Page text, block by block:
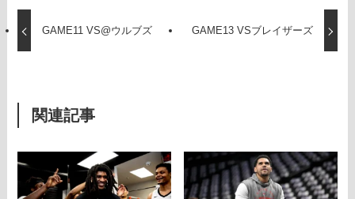
GAME11 VS@ウルブズ GAME13 VSブレイザーズ
関連記事